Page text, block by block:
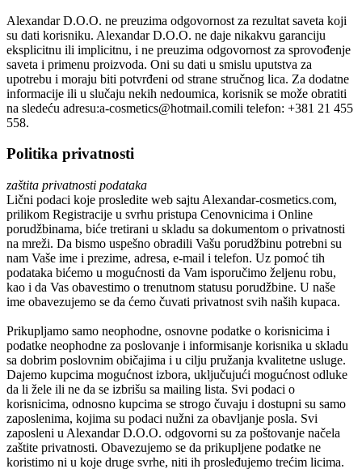
Alexandar D.O.O. ne preuzima odgovornost za rezultat saveta koji
su dati korisniku. Alexandar D.O.O. ne daje nikakvu garanciju
eksplicitnu ili implicitnu, i ne preuzima odgovornost za sprovođenje
saveta i primenu proizvoda. Oni su dati u smislu uputstva za
upotrebu i moraju biti potvrđeni od strane stručnog lica. Za dodatne
informacije ili u slučaju nekih nedoumica, korisnik se može obratiti
na sledeću adresu:a-cosmetics@hotmail.comili telefon: +381 21 455
558.
Politika privatnosti
zaštita privatnosti podataka
Lični podaci koje prosledite web sajtu Alexandar-cosmetics.com,
prilikom Registracije u svrhu pristupa Cenovnicima i Online
porudžbinama, biće tretirani u skladu sa dokumentom o privatnosti
na mreži. Da bismo uspešno obradili Vašu porudžbinu potrebni su
nam Vaše ime i prezime, adresa, e-mail i telefon. Uz pomoć tih
podataka bićemo u mogućnosti da Vam isporučimo željenu robu,
kao i da Vas obavestimo o trenutnom statusu porudžbine. U naše
ime obavezujemo se da ćemo čuvati privatnost svih naših kupaca.
Prikupljamo samo neophodne, osnovne podatke o korisnicima i
podatke neophodne za poslovanje i informisanje korisnika u skladu
sa dobrim poslovnim običajima i u cilju pružanja kvalitetne usluge.
Dajemo kupcima mogućnost izbora, uključujući mogućnost odluke
da li žele ili ne da se izbrišu sa mailing lista. Svi podaci o
korisnicima, odnosno kupcima se strogo čuvaju i dostupni su samo
zaposlenima, kojima su podaci nužni za obavljanje posla. Svi
zaposleni u Alexandar D.O.O. odgovorni su za poštovanje načela
zaštite privatnosti. Obavezujemo se da prikupljene podatke ne
koristimo ni u koje druge svrhe, niti ih prosleđujemo trećim licima.